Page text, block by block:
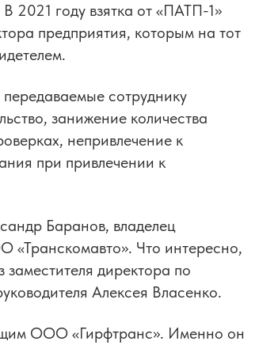
2021 году взятка от «ПАТП-1»
предприятия, которым на тот
сотруднику
занижение количества
непривлечение к
при привлечении к
Баранов, владелец
Что интересно,
заместителя директора по
Алексея Власенко.
ООО «Гирфтранс». Именно он